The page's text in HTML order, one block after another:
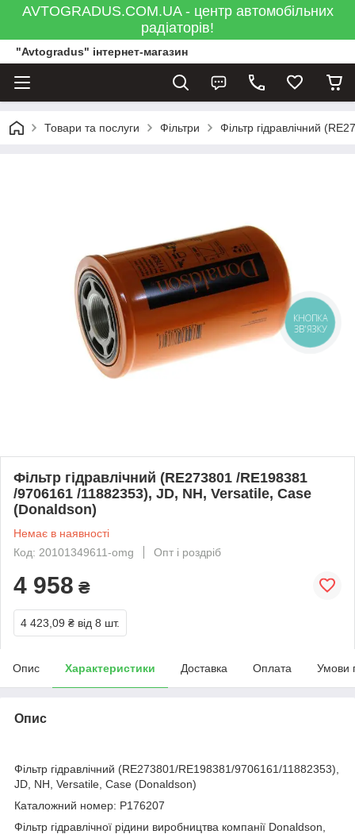
AVTOGRADUS.COM.UA - центр автомобільних
радіаторів!
"Avtogradus" інтернет-магазин
Товари та послуги Фільтри Фільтр гідравлічний
Фільтр гідравлічний (RE273801 /RE198381
/9706161 /11882353), JD, NH, Versatile, Case
(Donaldson)
Немає в наявності
Код: 20101349611-omg
Опт і роздріб
4 958 ₴
4 423,09 ₴ від 8 шт.
Опис Характеристики Доставка Оплата Умови
Опис
Фільтр гідравлічний (RE273801/RE198381/9706161/11882353),
JD, NH, Versatile, Case (Donaldson)
Каталожний номер: P176207
Фільтр гідравлічної рідини виробництва компанії Donaldson,
КНОПКА
ЗВ'ЯЗКУ